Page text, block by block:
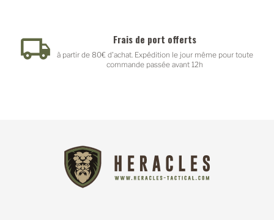
pour toute
Paiement sécurisé
Paypal - PayPlug